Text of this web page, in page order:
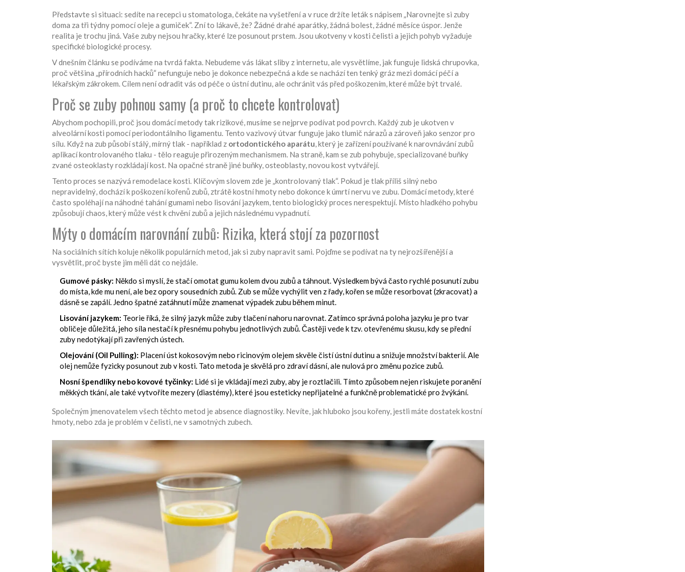
Představte si situaci: sedíte na recepci u stomatologa, čekáte na vyšetření a v ruce držíte leták s nápisem „Narovnejte si zuby
doma za tři týdny pomocí oleje a gumiček“. Zní to lákavě, že? Žádné drahé aparátky, žádná bolest, žádné měsíce úspor. Jenže
realita je trochu jiná. Vaše zuby nejsou hračky, které lze posunout prstem. Jsou ukotveny v kosti čelisti a jejich pohyb vyžaduje
specifické biologické procesy.
V dnešním článku se podíváme na tvrdá fakta. Nebudeme vás lákat sliby z internetu, ale vysvětlíme, jak funguje lidská chrupovka,
proč většina „přírodních hacků“ nefunguje nebo je dokonce nebezpečná a kde se nachází ten tenký gráz mezi domácí péčí a
lékařským zákrokem. Cílem není odradit vás od péče o ústní dutinu, ale ochránit vás před poškozením, které může být trvalé.
Proč se zuby pohnou samy (a proč to chcete kontrolovat)
Abychom pochopili, proč jsou domácí metody tak rizikové, musíme se nejprve podívat pod povrch. Každý zub je ukotven v
alveolární kosti pomocí periodontálního ligamentu. Tento vazivový útvar funguje jako tlumič nárazů a zároveň jako senzor pro
sílu. Když na zub působí stálý, mírný tlak - například z ortodontického aparátu, který je zařízení používané k narovnávání zubů
aplikací kontrolovaného tlaku - tělo reaguje přirozeným mechanismem. Na straně, kam se zub pohybuje, specializované buňky
zvané osteoklasty rozkládají kost. Na opačné straně jiné buňky, osteoblasty, novou kost vytvářejí.
Tento proces se nazývá remodelace kosti. Klíčovým slovem zde je „kontrolovaný tlak“. Pokud je tlak příliš silný nebo
nepravidelný, dochází k poškození kořenů zubů, ztrátě kostní hmoty nebo dokonce k úmrtí nervu ve zubu. Domácí metody, které
často spoléhají na náhodné tahání gumami nebo lisování jazykem, tento biologický proces nerespektují. Místo hladkého pohybu
způsobují chaos, který může vést k chvění zubů a jejich následnému vypadnutí.
Mýty o domácím narovnání zubů: Rizika, která stojí za pozornost
Na sociálních sítích koluje několik populárních metod, jak si zuby napravit sami. Pojďme se podívat na ty nejrozšířenější a
vysvětlit, proč byste jim měli dát co nejdále.
Gumové pásky: Někdo si myslí, že stačí omotat gumu kolem dvou zubů a táhnout. Výsledkem bývá často rychlé posunutí zubu
do místa, kde mu není, ale bez opory sousedních zubů. Zub se může vychýlit ven z řady, kořen se může resorbovat (zkracovat) a
dásně se zapálí. Jedno špatné zatáhnutí může znamenat výpadek zubu během minut.
Lisování jazykem: Teorie říká, že silný jazyk může zuby tlačení nahoru narovnat. Zatímco správná poloha jazyku je pro tvar
obličeje důležitá, jeho síla nestačí k přesnému pohybu jednotlivých zubů. Častěji vede k tzv. otevřenému skusu, kdy se přední
zuby nedotýkají při zavřených ústech.
Olejování (Oil Pulling): Placení úst kokosovým nebo ricinovým olejem skvěle čistí ústní dutinu a snižuje množství bakterií. Ale
olej nemůže fyzicky posunout zub v kosti. Tato metoda je skvělá pro zdraví dásní, ale nulová pro změnu pozice zubů.
Nosní špendlíky nebo kovové tyčinky: Lidé si je vkládají mezi zuby, aby je roztlačili. Tímto způsobem nejen riskujete poranění
měkkých tkání, ale také vytvoříte mezery (diastémy), které jsou esteticky nepřijatelné a funkčně problematické pro žvýkání.
Společným jmenovatelem všech těchto metod je absence diagnostiky. Nevíte, jak hluboko jsou kořeny, jestli máte dostatek kostní
hmoty, nebo zda je problém v čelisti, ne v samotných zubech.